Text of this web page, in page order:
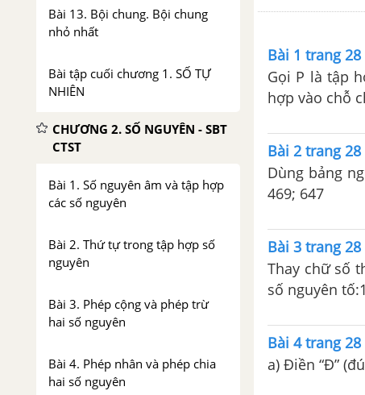
Bài 13. Bội chung. Bội chung
nhỏ nhất
Bài tập cuối chương 1. SỐ TỰ
NHIÊN
CHƯƠNG 2. SỐ NGUYÊN - SBT
CTST
Bài 1. Số nguyên âm và tập hợp
các số nguyên
Bài 2. Thứ tự trong tập hợp số
nguyên
Bài 3. Phép cộng và phép trừ
hai số nguyên
Bài 4. Phép nhân và phép chia
hai số nguyên
Bài 1 trang
Gọi P là tập
hợp vào chỗ
Bài 2 trang
Dùng bảng
469; 647
Bài 3 trang
Thay chữ số
số nguyên
Bài 4 trang
a) Điền “Đ”